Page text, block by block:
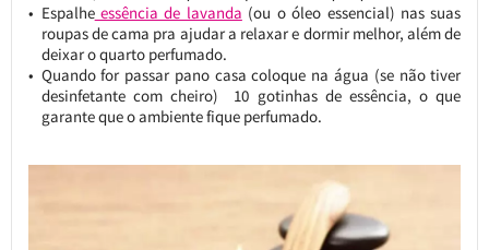
Espalheessência de lavanda (ou o óleo essencial) nas suas
roupas de cama pra ajudar a relaxar e dormir melhor, além de
deixar o quarto perfumado.
Quando for passar pano casa coloque na água (se não tiver
desinfetante com cheiro) 10 gotinhas de essência, o que
garante que o ambiente fique perfumado.